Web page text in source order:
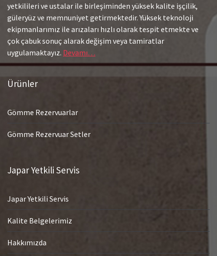
yetkilileri ve ustalar ile birleşiminden yüksek kalite işçilik,
güleryüz ve memnuniyet getirmektedir. Yüksek teknoloji
ekipmanlarımız ile arızaları hızlı olarak tespit etmekte ve
çok çabuk sonuç alarak değişim veya tamiratlar
uygulamaktayız. Devamı…
Ürünler
Gömme Rezervuarlar
Gömme Rezervuar Setler
Japar Yetkili Servis
Japar Yetkili Servis
Kalite Belgelerimiz
Hakkımızda